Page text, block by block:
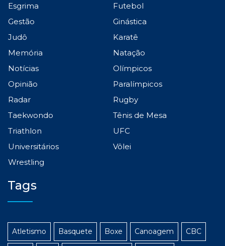
Esgrima
Futebol
Gestão
Ginástica
Judô
Karatê
Memória
Natação
Notícias
Olímpicos
Opinião
Paralímpicos
Radar
Rugby
Taekwondo
Tênis de Mesa
Triathlon
UFC
Universitários
Vôlei
Wrestling
Tags
Atletismo Basquete Boxe Canoagem CBC